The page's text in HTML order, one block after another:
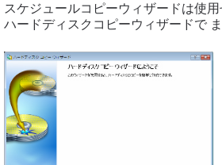
スケジュールコピーウィザードは使用
ハードディスクコピーウィザードで